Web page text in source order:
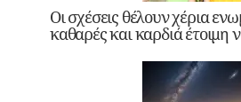
Οι σχέσεις θέλουν χέρια
καθαρές και καρδιά έτοιμη